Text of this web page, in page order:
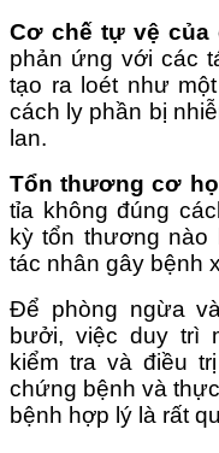
Cơ chế tự vệ của
phản ứng với các
tạo ra loét như
cách ly phần bị
lan.
Tổn thương cơ
tỉa không đúng
kỳ tổn thương
tác nhân gây bệnh
Để phòng ngừa
bưởi, việc duy trì
kiểm tra và điều
chứng bệnh và
bệnh hợp lý là rất